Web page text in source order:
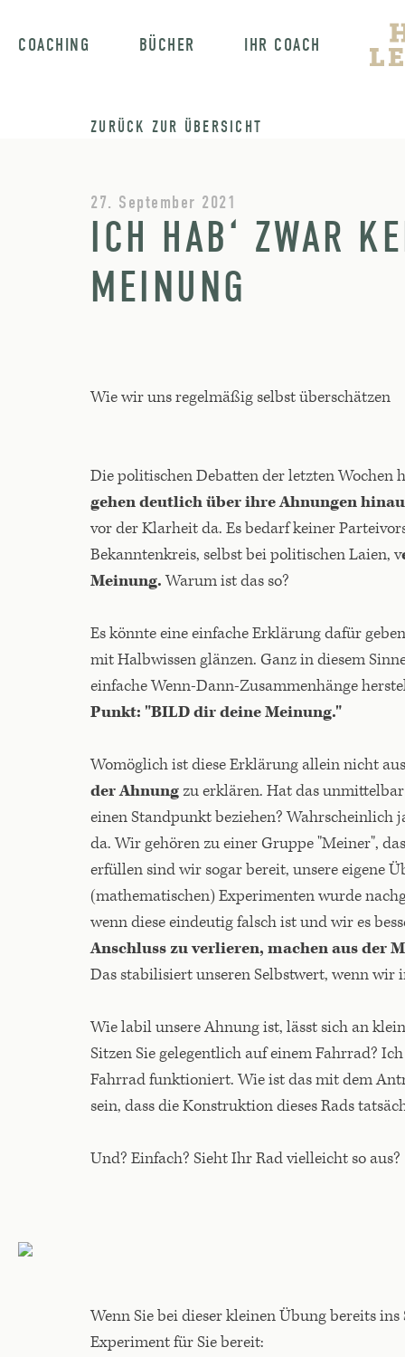
COACHING BÜCHER IHR COACH
ZURÜCK ZUR ÜBERSICHT
27. September 2021
ICH HAB‘ ZWAR
MEINUNG
Wie wir uns regelmäßig selbst überschätzen
Die politischen Debatten der letzten Wochen
gehen deutlich über ihre Ahnungen
vor der Klarheit da. Es bedarf keiner
Bekanntenkreis, selbst bei politischen Laien, v
Meinung.Warum ist das so?
Es könnte eine einfache Erklärung dafür
mit Halbwissen glänzen. Ganz in diesem
einfache Wenn-Dann-Zusammenhänge
Punkt: "BILD dir deine Meinung."
Womöglich ist diese Erklärung allein nicht
der Ahnungzu erklären. Hat das
einen Standpunkt beziehen? Wahrscheinlich
da. Wir gehören zu einer Gruppe "Meiner",
erfüllen sind wir sogar bereit, unsere eigene
(mathematischen) Experimenten wurde
wenn diese eindeutig falsch ist und wir es
Anschluss zu verlieren, machen aus der
Das stabilisiert unseren Selbstwert, wenn
Wie labil unsere Ahnung ist, lässt sich an
Sitzen Sie gelegentlich auf einem Fahrrad?
Fahrrad funktioniert. Wie ist das mit dem
sein, dass die Konstruktion dieses Rads
Und? Einfach? Sieht Ihr Rad vielleicht so aus?
Wenn Sie bei dieser kleinen Übung bereits
Experiment für Sie bereit: